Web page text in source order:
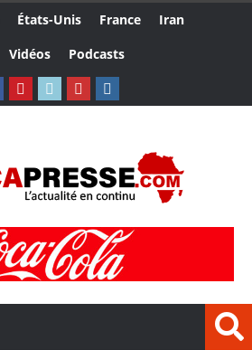
États-Unis France
Iran
Vidéos Podcasts